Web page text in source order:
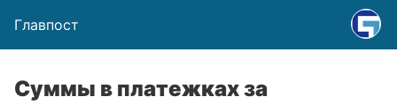
Главпост
Суммы в платежках за